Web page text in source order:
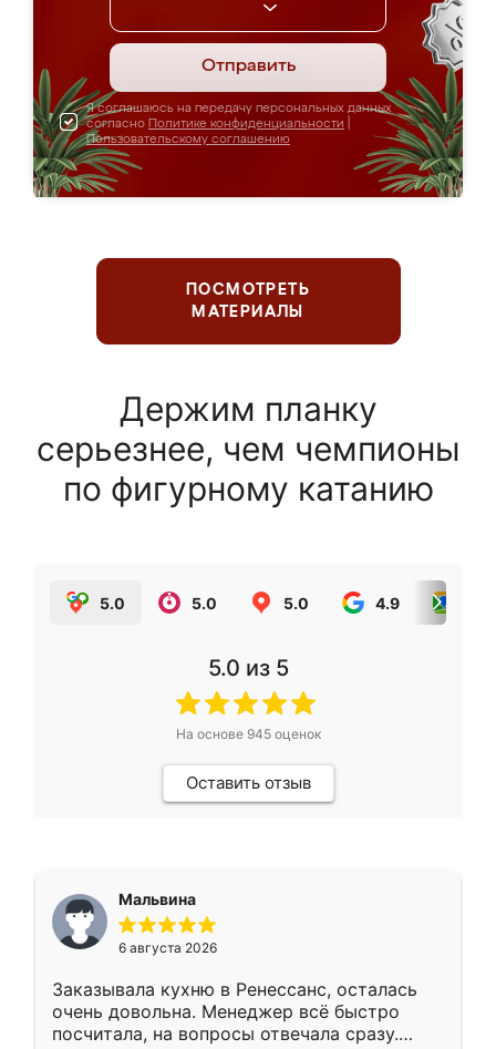
Отправить
Я соглашаюсь на передачу персональных данных
согласно Политике конфиденциальности
Пользовательскому соглашению
ПОСМОТРЕТЬ
МАТЕРИАЛЫ
Держим планку
серьезнее, чем чемпионы
по фигурному катанию
5.0 5.0 5.0 4.9
5.0 из 5
На основе 945оценок
Оставить отзыв
Мальвина
6 августа 2026
Заказывала кухню в Ренессанс, осталась
очень довольна. Менеджер всё быстро
посчитала, на вопросы отвечала сразу.